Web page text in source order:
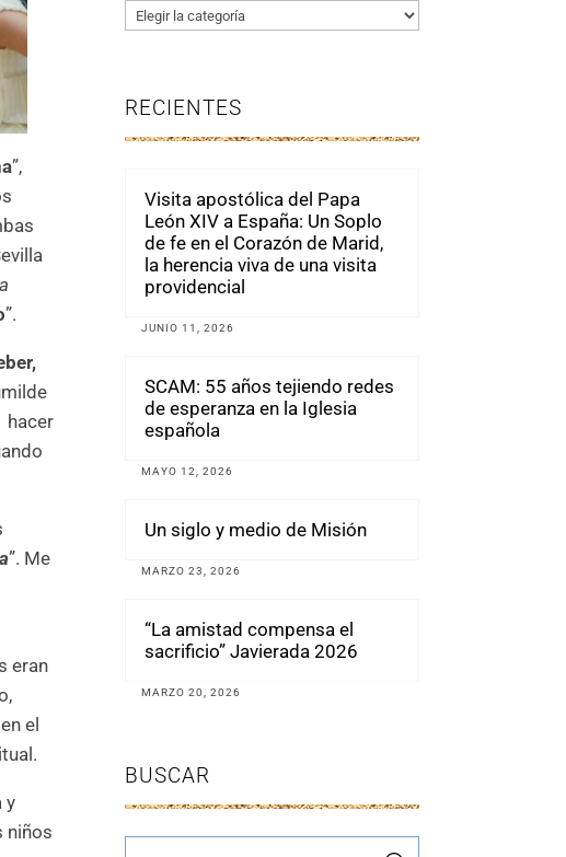
”,
”.
hacer
”. Me
eran
el
y
niños
Categorías
RECIENTES
Visita apostólica del Papa
León XIV a España: Un Soplo
de fe en el Corazón de Marid,
la herencia viva de una visita
providencial
JUNIO 11, 2026
SCAM: 55 años tejiendo redes
de esperanza en la Iglesia
española
MAYO 12, 2026
Un siglo y medio de Misión
MARZO 23, 2026
“La amistad compensa el
sacrificio” Javierada 2026
MARZO 20, 2026
BUSCAR